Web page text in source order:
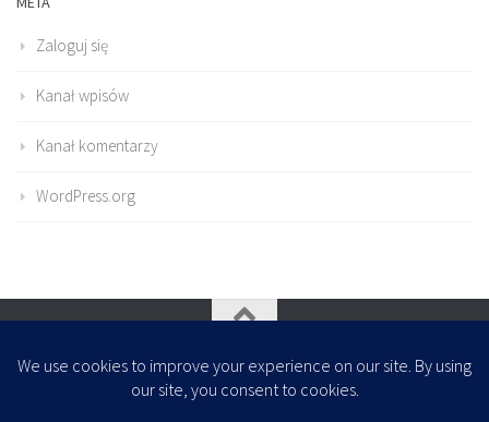
Zaloguj się
Kanał wpisów
Kanał komentarzy
WordPress.org